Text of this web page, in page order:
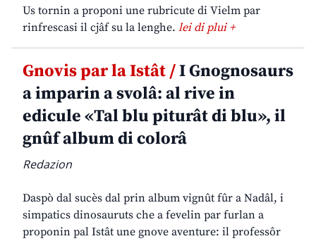
Us tornin a proponi une rubricute di Vielm par
rinfrescasi il cjâf su la lenghe. lei di plui +
Gnovis par la Istât /I Gnognosaurs
a imparin a svolâ: al rive in
edicule «Tal blu piturât di blu», il
gnûf album di colorâ
Redazion
Daspò dal sucès dal prin album vignût fûr a Nadâl, i
simpatics dinosauruts che a fevelin par furlan a
proponin pal Istât une gnove aventure: il professôr